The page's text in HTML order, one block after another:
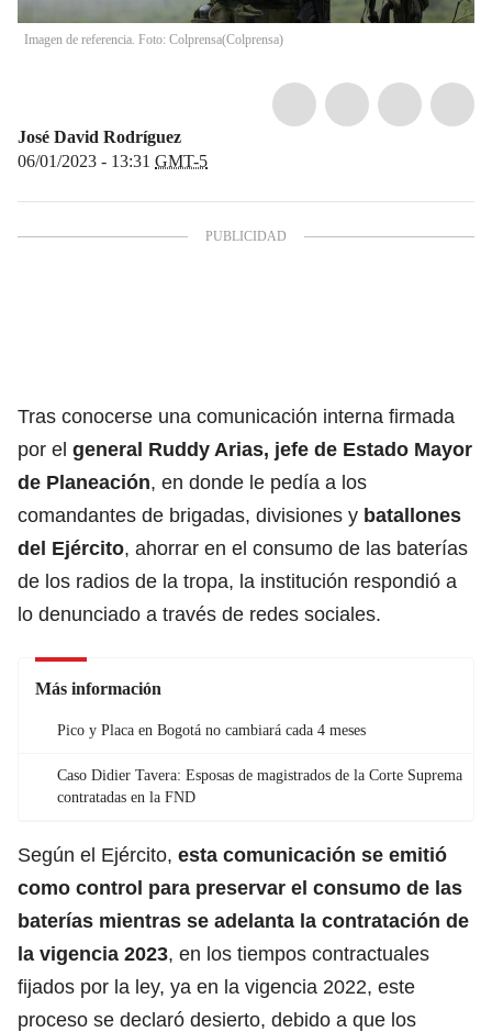
Imagen de referencia. Foto: Colprensa(Colprensa)
José David Rodríguez
06/01/2023 - 13:31 GMT-5
Tras conocerse una comunicación interna firmada
por el general Ruddy Arias, jefe de Estado Mayor
de Planeación, en donde le pedía a los
comandantes de brigadas, divisiones y batallones
del Ejército, ahorrar en el consumo de las baterías
de los radios de la tropa, la institución respondió a
lo denunciado a través de redes sociales.
Más información
Pico y Placa en Bogotá no cambiará cada 4 meses
Caso Didier Tavera: Esposas de magistrados de la Corte Suprema
contratadas en la FND
Según el Ejército, esta comunicación se emitió
como control para preservar el consumo de las
baterías mientras se adelanta la contratación de
la vigencia 2023, en los tiempos contractuales
fijados por la ley, ya en la vigencia 2022, este
proceso se declaró desierto, debido a que los